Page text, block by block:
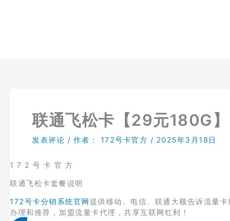
联通飞松卡【29元180G】
发表评论 / 作者： 172号卡官方 / 2025年3月18日
1 7 2 号 卡 官 方
联通飞松卡套餐说明
172号卡分销系统官网提供移动、电信、联通大额告诉流量
办理和推荐，加盟流量卡代理，共享互联网红利！